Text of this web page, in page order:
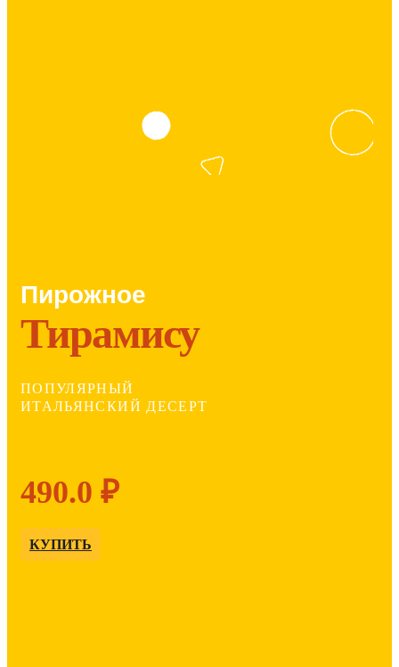
Пирожное
Тирамису
ПОПУЛЯРНЫЙ
ИТАЛЬЯНСКИЙ ДЕСЕРТ
490.0 ₽
КУПИТЬ